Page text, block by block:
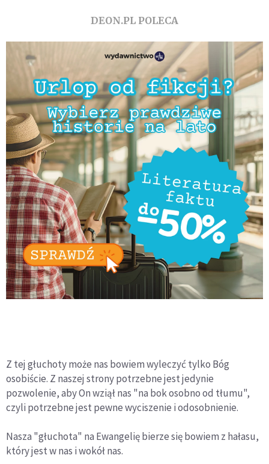
DEON.PL POLECA
Z tej głuchoty może nas bowiem wyleczyć tylko Bóg
osobiście. Z naszej strony potrzebne jest jedynie
pozwolenie, aby On wziął nas "na bok osobno od tłumu",
czyli potrzebne jest pewne wyciszenie i odosobnienie.
Nasza "głuchota" na Ewangelię bierze się bowiem z hałasu,
który jest w nas i wokół nas.